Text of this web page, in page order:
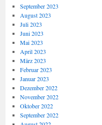
September 2023
August 2023
Juli 2023
Juni 2023
Mai 2023
April 2023
März 2023
Februar 2023
Januar 2023
Dezember 2022
November 2022
Oktober 2022
September 2022